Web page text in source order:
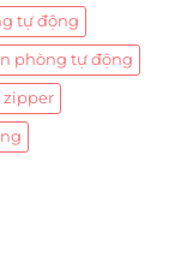
tự động
phòng tự động
zipper